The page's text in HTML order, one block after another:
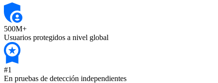
500M+
Usuarios protegidos a nivel global
#1
En pruebas de detección independientes